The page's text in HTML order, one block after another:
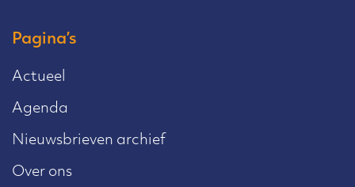
Pagina’s
Actueel
Agenda
Nieuwsbrieven archief
Over ons